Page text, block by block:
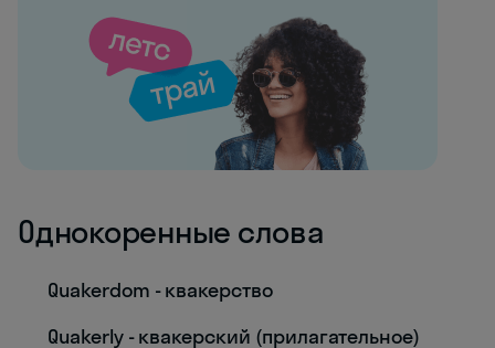
Однокоренные слова
Quakerdom - квакерство
Quakerly - квакерский (прилагательное)